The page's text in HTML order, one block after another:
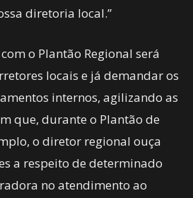
diretoria local.”
o Plantão Regional será
locais e já demandar os
internos, agilizando as
que, durante o Plantão de
o diretor regional ouça
a respeito de determinado
no atendimento ao